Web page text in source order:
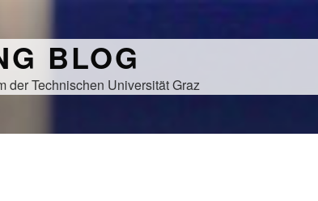
BLOG
der Technischen Universität Graz